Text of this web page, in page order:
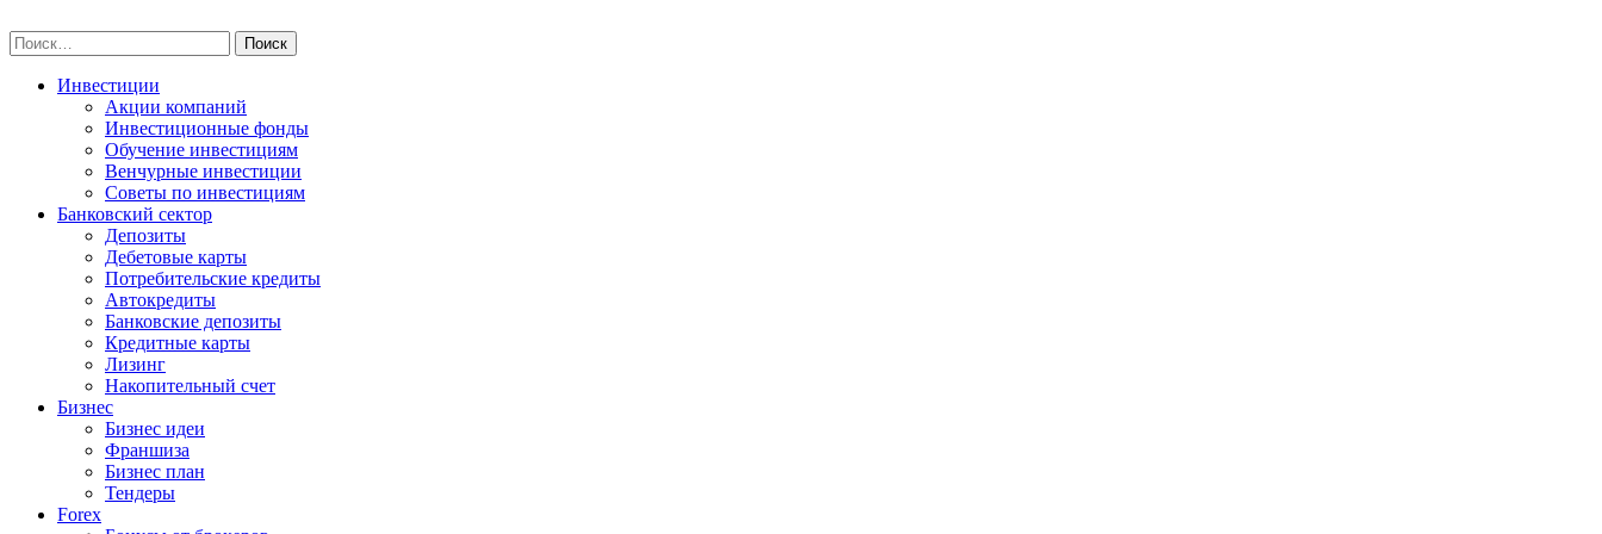
to
content
Найти:
Инвестиции
Акции компаний
Инвестиционные фонды
Обучение инвестициям
Венчурные инвестиции
Советы по инвестициям
Банковский сектор
Депозиты
Дебетовые карты
Потребительские кредиты
Автокредиты
Банковские депозиты
Кредитные карты
Лизинг
Накопительный счет
Бизнес
Бизнес идеи
Франшиза
Бизнес план
Тендеры
Forex